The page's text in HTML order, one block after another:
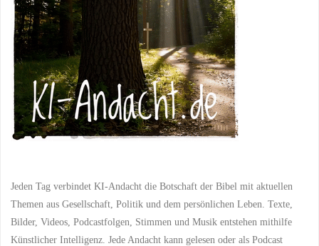
Jeden Tag verbindet KI-Andacht die Botschaft der Bibel mit aktuellen
Themen aus Gesellschaft, Politik und dem persönlichen Leben. Texte,
Bilder, Videos, Podcastfolgen, Stimmen und Musik entstehen mithilfe
Künstlicher Intelligenz. Jede Andacht kann gelesen oder als Podcast